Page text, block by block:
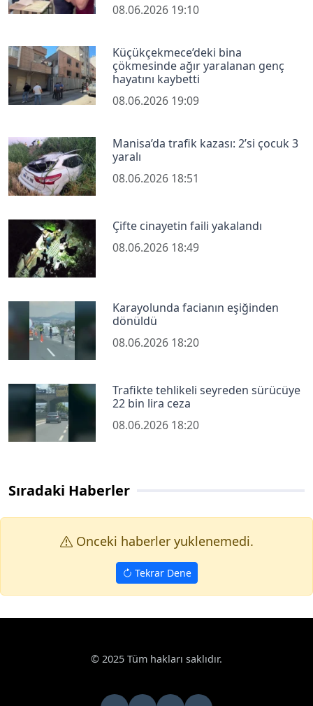
08.06.2026 19:10
Küçükçekmece’deki bina
çökmesinde ağır yaralanan genç
hayatını kaybetti
08.06.2026 19:09
Manisa’da trafik kazası: 2’si çocuk 3
yaralı
08.06.2026 18:51
Çifte cinayetin faili yakalandı
08.06.2026 18:49
Karayolunda facianın eşiğinden
dönüldü
08.06.2026 18:20
Trafikte tehlikeli seyreden sürücüye
22 bin lira ceza
08.06.2026 18:20
Sıradaki Haberler
Onceki haberler yuklenemedi.
Tekrar Dene
© 2025 Tüm hakları saklıdır.